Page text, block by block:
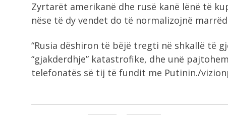
Zyrtarët amerikanë dhe rusë kanë lënë të
nëse të dy vendet do të normalizojnë
“Rusia dëshiron të bëjë tregti në shkallë të
“gjakderdhje” katastrofike, dhe unë
telefonatës së tij të fundit me Putinin./